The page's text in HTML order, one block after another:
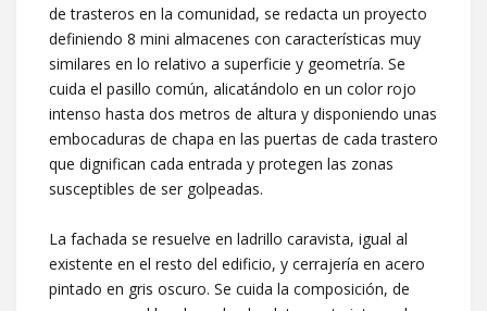
de trasteros en la comunidad, se redacta un proyecto
definiendo 8 mini almacenes con características muy
similares en lo relativo a superficie y geometría. Se
cuida el pasillo común, alicatándolo en un color rojo
intenso hasta dos metros de altura y disponiendo unas
embocaduras de chapa en las puertas de cada trastero
que dignifican cada entrada y protegen las zonas
susceptibles de ser golpeadas.
La fachada se resuelve en ladrillo caravista, igual al
existente en el resto del edificio, y cerrajería en acero
pintado en gris oscuro. Se cuida la composición, de